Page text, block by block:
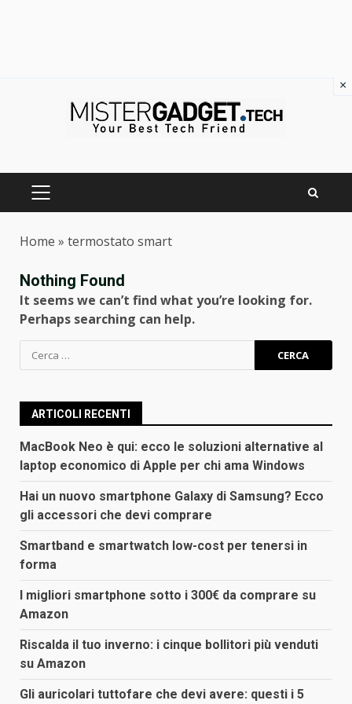
PRIMARY
Home » termostato smart
Nothing Found
It seems we can’t find what you’re looking for.
Perhaps searching can help.
Ricerca
per:
ARTICOLI RECENTI
MacBook Neo è qui: ecco le soluzioni alternative al
laptop economico di Apple per chi ama Windows
Hai un nuovo smartphone Galaxy di Samsung? Ecco
gli accessori che devi comprare
Smartband e smartwatch low-cost per tenersi in
forma
I migliori smartphone sotto i 300€ da comprare su
Amazon
Riscalda il tuo inverno: i cinque bollitori più venduti
su Amazon
Gli auricolari tuttofare che devi avere: questi i 5
×